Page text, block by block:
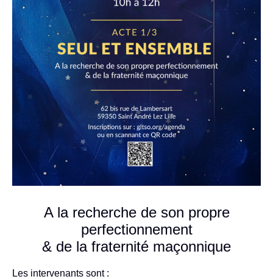
A la recherche de son propre
perfectionnement
& de la fraternité maçonnique
Les intervenants sont :